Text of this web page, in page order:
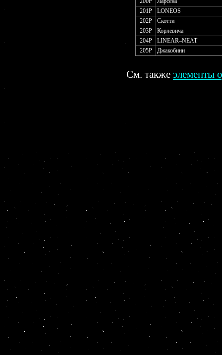
201P
LONEOS
202P
Скотти
203P
Корлевича
204P
LINEAR–NEAT
205P
Джакобини
См. также элементы